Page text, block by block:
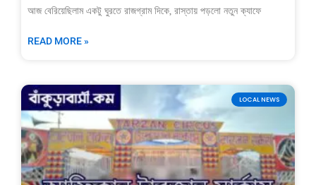
আজ বেরিয়েছিলাম একটু ঘুরতে রাজগ্রাম দিকে, রাস্তায় পড়লো নতুন ক্যাফে
READ MORE »
LOCAL NEWS